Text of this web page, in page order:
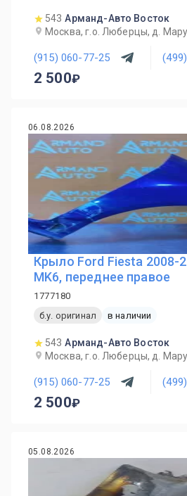
543 Арманд-Авто Восток
Москва, г.о. Люберцы, д.
(915) 060-77-25
2 500
06.08.2026
Крыло Ford Fiesta 2008-
MK6, переднее правое
1777180
б.у. оригинал
в наличии
543 Арманд-Авто Восток
Москва, г.о. Люберцы, д.
(915) 060-77-25
2 500
05.08.2026